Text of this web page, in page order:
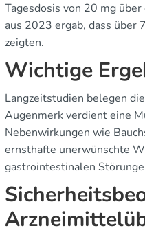
Tagesdosis von 20 mg
aus 2023 ergab, dass über
zeigten.
Wichtige
Langzeitstudien belegen
Augenmerk verdient eine
Nebenwirkungen wie
ernsthafte unerwünschte
gastrointestinalen